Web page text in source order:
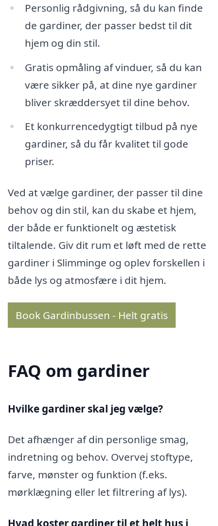
Personlig rådgivning, så du kan finde
de gardiner, der passer bedst til dit
hjem og din stil.
Gratis opmåling af vinduer, så du kan
være sikker på, at dine nye gardiner
bliver skræddersyet til dine behov.
Et konkurrencedygtigt tilbud på nye
gardiner, så du får kvalitet til gode
priser.
Ved at vælge gardiner, der passer til dine
behov og din stil, kan du skabe et hjem,
der både er funktionelt og æstetisk
tiltalende. Giv dit rum et løft med de rette
gardiner i Slimminge og oplev forskellen i
både lys og atmosfære i dit hjem.
Book Gardinbussen - Helt gratis
FAQ om gardiner
Hvilke gardiner skal jeg vælge?
Det afhænger af din personlige smag,
indretning og behov. Overvej stoftype,
farve, mønster og funktion (f.eks.
mørklægning eller let filtrering af lys).
Hvad koster gardiner til et helt hus i